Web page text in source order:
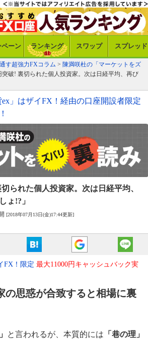
ペーン ランキング スワップ スプレッド
す超強力FXコラム > 陳満咲杜の「マーケットをズ
突破! 裏切られた個人投資家。次は日経平均、再び
」はザイFX！経由の口座開設者限定
られた個人投資家。 次は日経平均、
ょ!?」
[2018年07月13日(金)17:44更新]
FX！限定 最大11000円キャッシュバック実
の思惑が合致すると相場に裏
と言われるが、本質的には 「巷の理」